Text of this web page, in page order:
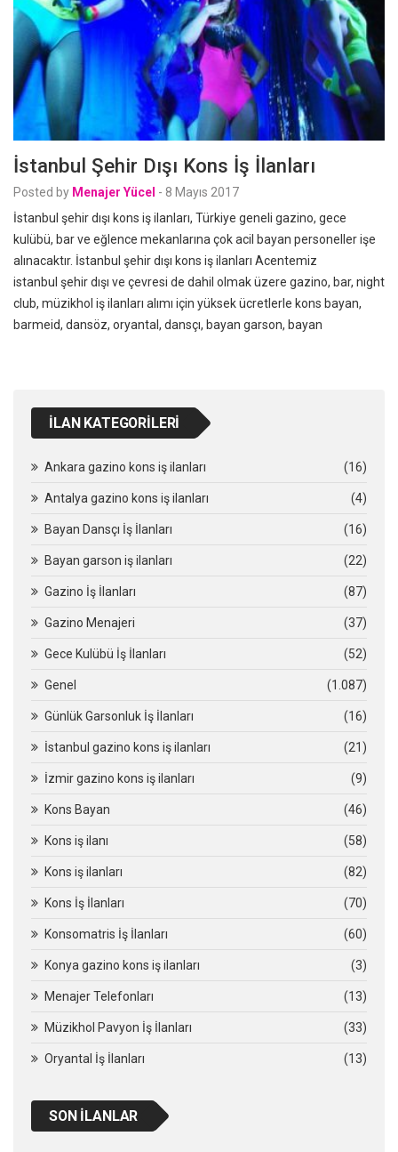
İstanbul Şehir Dışı Kons İş İlanları
Posted by Menajer Yücel - 8 Mayıs 2017
İstanbul şehir dışı kons iş ilanları, Türkiye geneli gazino, gece
kulübü, bar ve eğlence mekanlarına çok acil bayan personeller işe
alınacaktır. İstanbul şehir dışı kons iş ilanları Acentemiz
istanbul şehir dışı ve çevresi de dahil olmak üzere gazino, bar, night
club, müzikhol iş ilanları alımı için yüksek ücretlerle kons bayan,
barmeid, dansöz, oryantal, dansçı, bayan garson, bayan
İLAN KATEGORILERI
Ankara gazino kons iş ilanları (16)
Antalya gazino kons iş ilanları (4)
Bayan Dansçı İş İlanları (16)
Bayan garson iş ilanları (22)
Gazino İş İlanları (87)
Gazino Menajeri (37)
Gece Kulübü İş İlanları (52)
Genel (1.087)
Günlük Garsonluk İş İlanları (16)
İstanbul gazino kons iş ilanları (21)
İzmir gazino kons iş ilanları (9)
Kons Bayan (46)
Kons iş ilanı (58)
Kons iş ilanları (82)
Kons İş İlanları (70)
Konsomatris İş İlanları (60)
Konya gazino kons iş ilanları (3)
Menajer Telefonları (13)
Müzikhol Pavyon İş İlanları (33)
Oryantal İş İlanları (13)
SON İLANLAR